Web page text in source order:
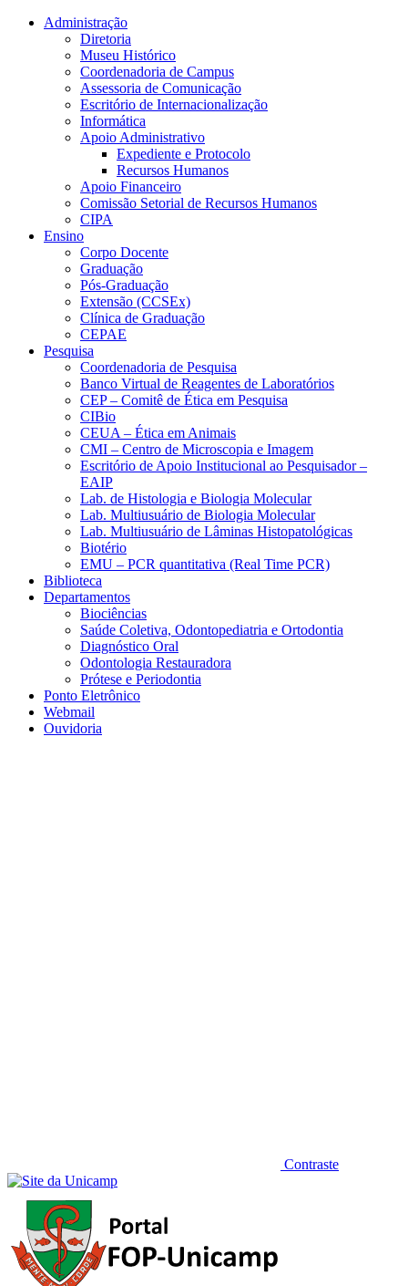
Conteúdo principal Menu principal
Administração
Diretoria
Museu Histórico
Coordenadoria de Campus
Assessoria de Comunicação
Escritório de Internacionalização
Informática
Apoio Administrativo
Expediente e Protocolo
Recursos Humanos
Apoio Financeiro
Comissão Setorial de Recursos Humanos
CIPA
Ensino
Corpo Docente
Graduação
Pós-Graduação
Extensão (CCSEx)
Clínica de Graduação
CEPAE
Pesquisa
Coordenadoria de Pesquisa
Banco Virtual de Reagentes de Laboratórios
CEP – Comitê de Ética em Pesquisa
CIBio
CEUA – Ética em Animais
CMI – Centro de Microscopia e Imagem
Escritório de Apoio Institucional ao Pesquisador –
EAIP
Lab. de Histologia e Biologia Molecular
Lab. Multiusuário de Biologia Molecular
Lab. Multiusuário de Lâminas Histopatológicas
Biotério
EMU – PCR quantitativa (Real Time PCR)
Biblioteca
Departamentos
Biociências
Saúde Coletiva, Odontopediatria e Ortodontia
Diagnóstico Oral
Odontologia Restauradora
Prótese e Periodontia
Ponto Eletrônico
Webmail
Ouvidoria
Contraste